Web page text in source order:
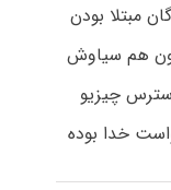
مبتلا بودن
هم سیاوش
چیزیو
خدا بوده